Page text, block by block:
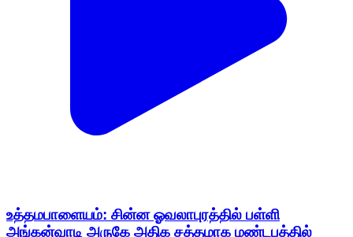
உத்தமபாளையம்: சின்ன ஓவலாபுரத்தில் பள்ளி
அங்கன்வாடி அருகே அதிக சத்தமாக மண்டபத்தில்